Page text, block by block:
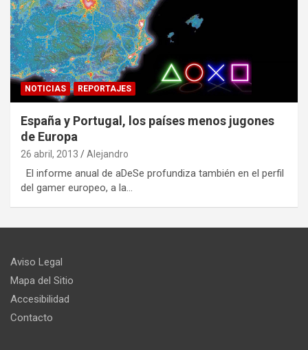
NOTICIAS REPORTAJES
España y Portugal, los países menos jugones
de Europa
26 abril, 2013 Alejandro
El informe anual de aDeSe profundiza también en el perfil
del gamer europeo, a la…
Aviso Legal
Mapa del Sitio
Accesibilidad
Contacto